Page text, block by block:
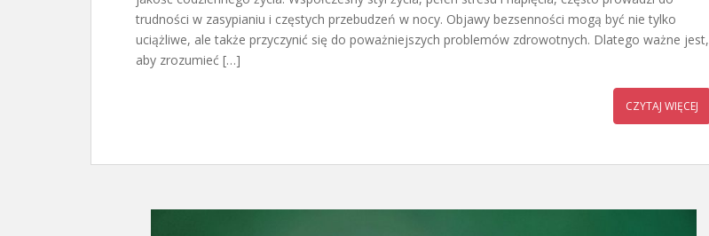
trudności w zasypianiu i częstych przebudzeń w nocy. Objawy bezsenności mogą być nie tylko
uciążliwe, ale także przyczynić się do poważniejszych problemów zdrowotnych. Dlatego ważne jest,
aby zrozumieć […]
CZYTAJ WIĘCEJ